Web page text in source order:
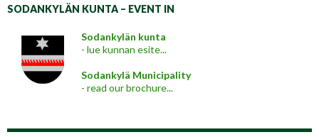
SODANKYLÄN KUNTA – EVENT IN
Sodankylän kunta
- lue kunnan esite...
Sodankylä Municipality
- read our brochure...